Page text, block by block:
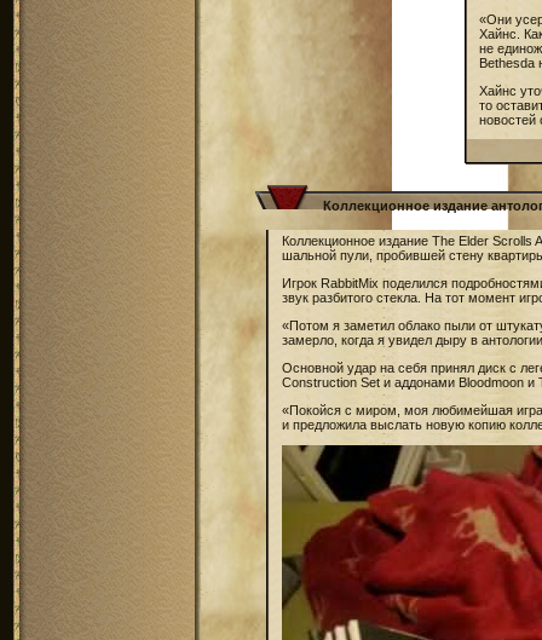
«Они
Хайнс.
не
Bethesda
Хайнс
то
новостей
Коллекционное издание
Коллекционное издание The Elder
шальной пули, пробившей стену
Игрок RabbitMix поделился
звук разбитого стекла. На тот момент
«Потом я заметил облако пыли от
замерло, когда я увидел дыру в
Основной удар на себя принял диск с
Construction Set и аддонами Bloodmoon и
«Покойся с миром, моя любимейшая
и предложила выслать новую копию